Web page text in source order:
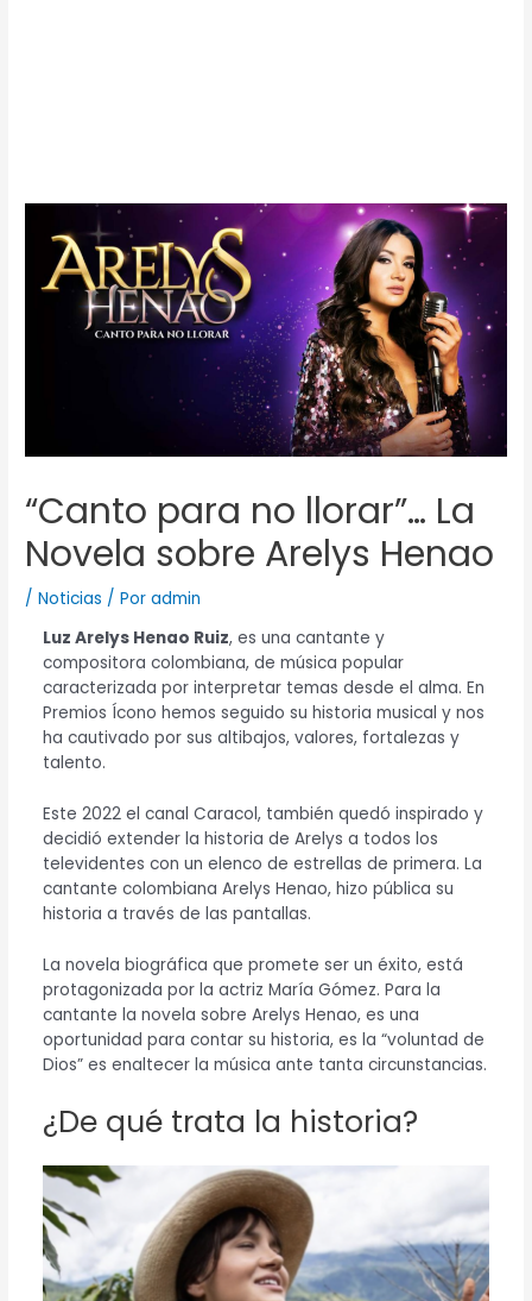
“Canto para no llorar”… La
Novela sobre Arelys Henao
/Noticias / Poradmin
Luz Arelys Henao Ruiz, es una cantante y
compositora colombiana, de música popular
caracterizada por interpretar temas desde el alma. En
Premios Ícono hemos seguido su historia musical y nos
ha cautivado por sus altibajos, valores, fortalezas y
talento.
Este 2022 el canal Caracol, también quedó inspirado y
decidió extender la historia de Arelys a todos los
televidentes con un elenco de estrellas de primera. La
cantante colombiana Arelys Henao, hizo pública su
historia a través de las pantallas.
La novela biográfica que promete ser un éxito, está
protagonizada por la actriz María Gómez. Para la
cantante la novela sobre Arelys Henao, es una
oportunidad para contar su historia, es la “voluntad de
Dios” es enaltecer la música ante tanta circunstancias.
¿De qué trata la historia?